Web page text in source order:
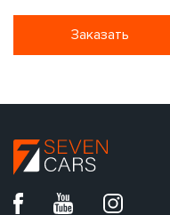
Заказать